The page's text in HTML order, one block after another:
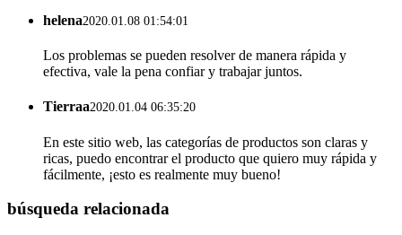
helena2020.01.08 01:54:01
Los problemas se pueden resolver de manera rápida y
efectiva, vale la pena confiar y trabajar juntos.
Tierraa2020.01.04 06:35:20
En este sitio web, las categorías de productos son claras y
ricas, puedo encontrar el producto que quiero muy rápida y
fácilmente, ¡esto es realmente muy bueno!
búsqueda relacionada